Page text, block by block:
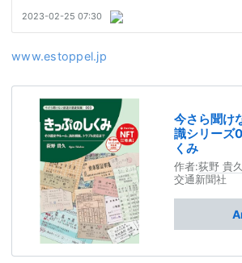
www.estoppel.jp
今さら聞け
識シリー
くみ
作者:荻野 貴久
交通新聞社